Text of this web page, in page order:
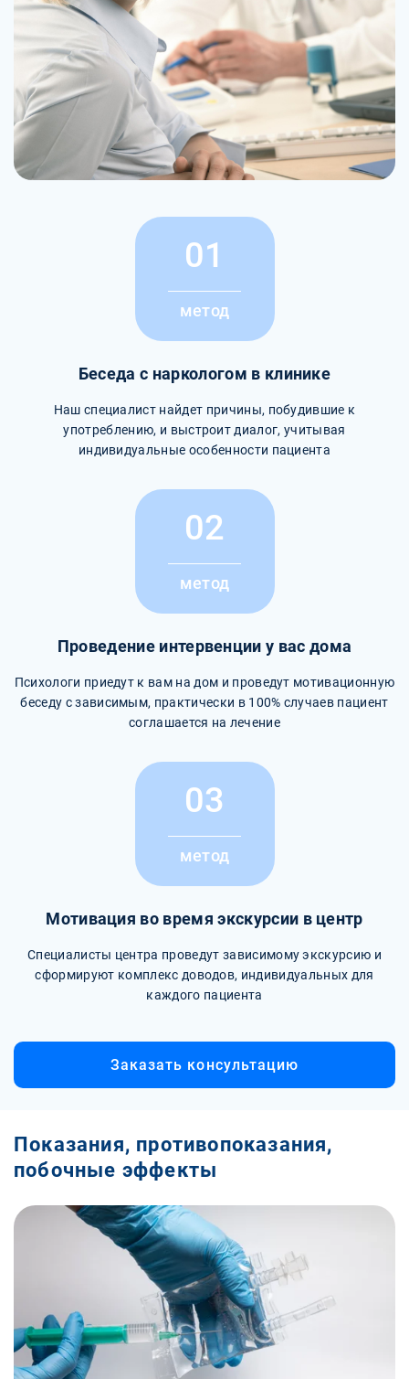
01
метод
Беседа с наркологом в клинике
Наш специалист найдет причины, побудившие к
употреблению, и выстроит диалог, учитывая
индивидуальные особенности пациента
02
метод
Проведение интервенции у вас дома
Психологи приедут к вам на дом и проведут мотивационную
беседу с зависимым, практически в 100% случаев пациент
соглашается на лечение
03
метод
Мотивация во время экскурсии в центр
Специалисты центра проведут зависимому экскурсию и
сформируют комплекс доводов, индивидуальных для
каждого пациента
Заказать консультацию
Показания, противопоказания,
побочные эффекты